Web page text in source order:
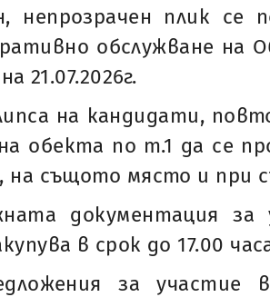
непрозрачен плик
обслужване на
21.07.2026г.
на кандидати,
обекта по т.1 да се
на същото място и при
документация за
в срок до 17.00
за участие